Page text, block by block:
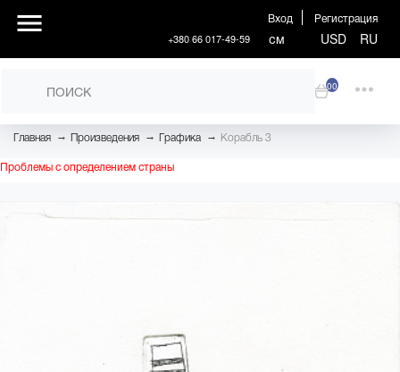
Вход Регистрация
+380 66 017-49-59 см USD RU
00
Главная → Произведения → Графика → Корабль 3
Проблемы с определением страны